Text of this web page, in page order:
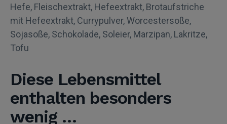
Hefe, Fleischextrakt, Hefeextrakt, Brotaufstriche
mit Hefeextrakt, Currypulver, Worcestersoße,
Sojasoße, Schokolade, Soleier, Marzipan, Lakritze,
Tofu
Diese Lebensmittel
enthalten besonders
wenig …